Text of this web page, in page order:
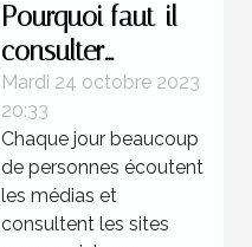
Pourquoi faut-il
consulter
l’horoscope ?
Mardi 24 octobre 2023
20:33
Chaque jour beaucoup
de personnes écoutent
les médias et
consultent les sites